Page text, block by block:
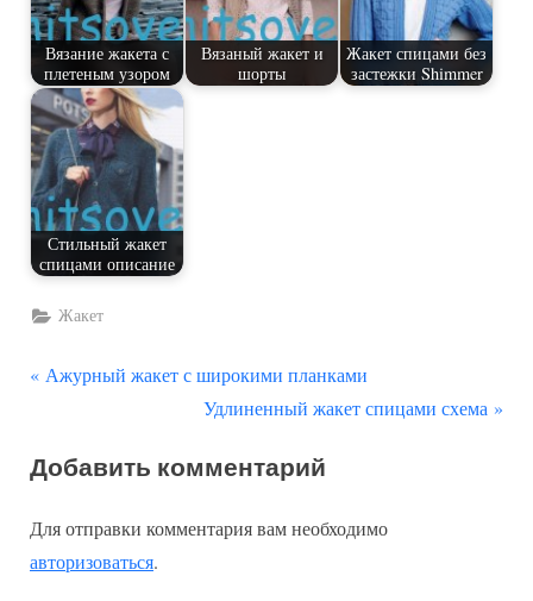
Вязание жакета с
плетеным узором
Вязаный жакет и
шорты
Жакет спицами без
застежки Shimmer
Стильный жакет
спицами описание
Жакет
Навигация
записям
П
д
д
у
Ажурный жакет с широкими планками
С
е
у
Удлиненный жакет спицами схема
Добавить комментарий
Для отправки комментария вам необходимо
авторизоваться.